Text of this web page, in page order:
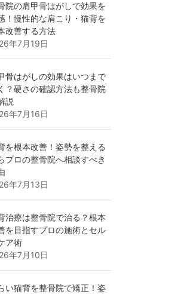
院の肩甲骨はがしで効果を
！慢性的な肩こり・猫背を
改善する方法
年7月19日
骨はがしの効果はいつまで
？硬さの確認方法も整骨院
説
年7月16日
を根本改善！姿勢を整える
プロの整骨院へ相談すべき
年7月13日
治療は整骨院で治る？根本
を目指すプロの施術とセル
ア術
年7月10日
い猫背を整骨院で矯正！姿